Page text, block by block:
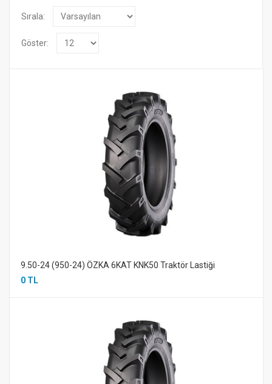
Sırala:
Göster:
9.50-24 (950-24) ÖZKA 6KAT KNK50 Traktör Lastiği
0 TL